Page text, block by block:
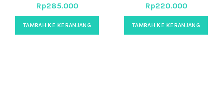
Rp285.000
TAMBAH KE KERANJANG
Rp220.000
TAMBAH KE KERANJANG